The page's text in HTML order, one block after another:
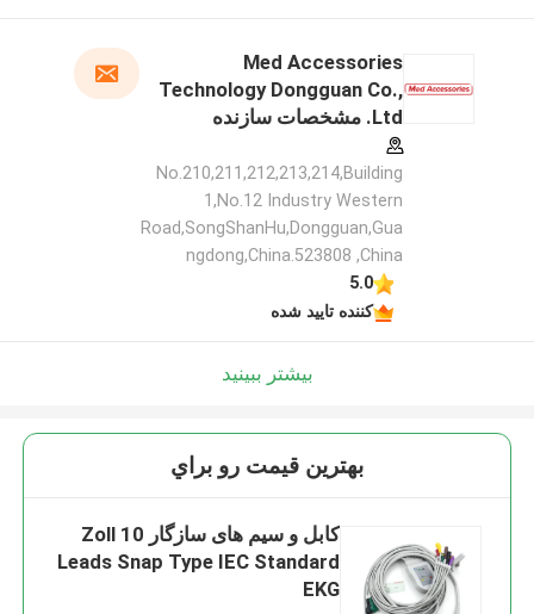
Med Accessories
Technology Dongguan Co.,
Ltd. مشخصات سازنده
No.210,211,212,213,214,Building
1,No.12 Industry Western
Road,SongShanHu,Dongguan,Gua
ngdong,China.523808 ,China
5.0
کننده تایید شده
بیشتر ببینید
بهترين قيمت رو براي
کابل و سیم های سازگار Zoll 10
Leads Snap Type IEC Standard
EKG